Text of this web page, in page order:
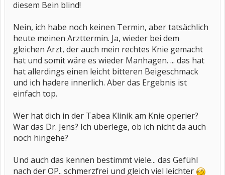
diesem Bein blind!
Nein, ich habe noch keinen Termin, aber tatsächlich
heute meinen Arzttermin. Ja, wieder bei dem
gleichen Arzt, der auch mein rechtes Knie gemacht
hat und somit wäre es wieder Manhagen. ... das hat
hat allerdings einen leicht bitteren Beigeschmack
und ich hadere innerlich. Aber das Ergebnis ist
einfach top.
Wer hat dich in der Tabea Klinik am Knie operier?
War das Dr. Jens? Ich überlege, ob ich nicht da auch
noch hingehe?
Und auch das kennen bestimmt viele... das Gefühl
nach der OP.. schmerzfrei und gleich viel leichter